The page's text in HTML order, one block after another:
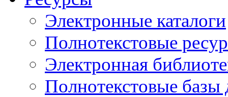
Электронные каталоги
Полнотекстовые
Электронная
Полнотекстовые